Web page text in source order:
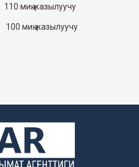
110 миң жазылуучу
100 миң жазылуучу